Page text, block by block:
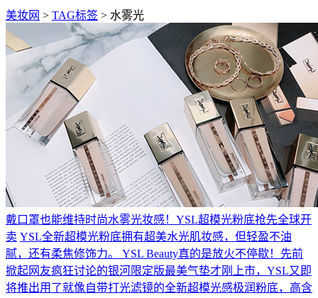
美妆网 > TAG标签 > 水雾光
戴口罩也能维持时尚水雾光妆感！YSL超模光粉底抢先全球开
卖 YSL全新超模光粉底拥有超美水光肌妆感，但轻盈不油
腻，还有柔焦修饰力。 YSL Beauty真的是放火不停歇！先前
掀起网友疯狂讨论的银河限定版最美气垫才刚上市，YSL又即
将推出用了就像自带打光滤镜的全新超模光感极润粉底，高含